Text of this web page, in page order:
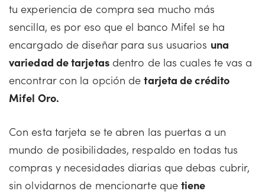
tu experiencia de compra sea mucho más
sencilla, es por eso que el banco Mifel se ha
encargado de diseñar para sus usuarios una
variedad de tarjetasdentro de las cuales te vas a
encontrar con la opción detarjeta de crédito
Mifel Oro.
Con esta tarjeta se te abren las puertas a un
mundo de posibilidades, respaldo en todas tus
compras y necesidades diarias que debas cubrir,
sin olvidarnos de mencionarte quetiene